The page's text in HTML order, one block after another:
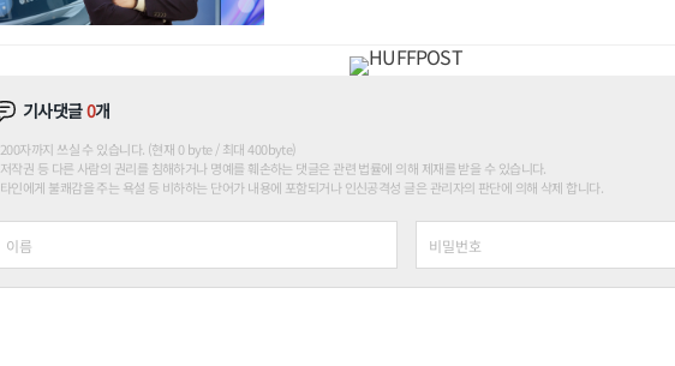
기사댓글0개
200자까지 쓰실 수 있습니다. (현재 0 byte / 최대 400byte)
저작권 등 다른 사람의 권리를 침해하거나 명예를 훼손하는 댓글은 관련 법률에 의해 제재를 받을 수 있습니다.
타인에게 불쾌감을 주는 욕설 등 비하하는 단어가 내용에 포함되거나 인신공격성 글은 관리자의 판단에 의해 삭제 합니다.